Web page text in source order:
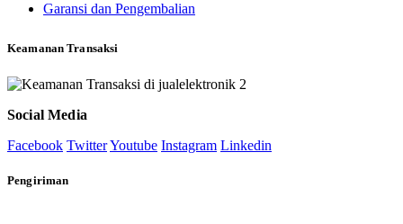
Garansi dan Pengembalian
Keamanan Transaksi
Social Media
Facebook TwitterYoutube Instagram Linkedin
Pengiriman